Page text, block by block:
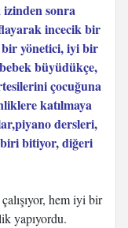
izinden sonra
incecik bir
bir yönetici, iyi bir
büyüdükçe,
çocuğuna
katılmaya
dersleri,
biri bitiyor, diğeri
hem iyi bir
yapıyordu.